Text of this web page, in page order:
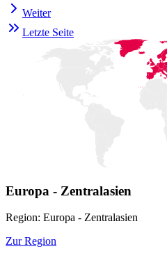
Weiter
Letzte Seite
Europa - Zentralasien
Region: Europa - Zentralasien
Zur Region